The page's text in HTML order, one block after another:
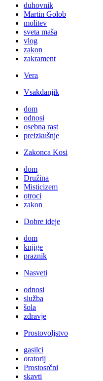
duhovnik
Martin Golob
molitev
sveta maša
vlog
zakon
zakrament
Vera
Vsakdanjik
dom
odnosi
osebna rast
preizkušnje
Zakonca Kosi
dom
Družina
Misticizem
otroci
zakon
Dobre ideje
dom
knjige
praznik
Nasveti
odnosi
služba
šola
zdravje
Prostovoljstvo
gasilci
oratorij
Prostosrčni
skavti